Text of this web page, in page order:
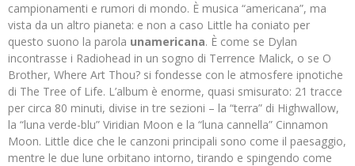
campionamenti e rumori di mondo. È musica “americana”, ma
vista da un altro pianeta: e non a caso Little ha coniato per
questo suono la parola unamericana. È come se Dylan
incontrasse i Radiohead in un sogno di Terrence Malick, o se O
Brother, Where Art Thou? si fondesse con le atmosfere ipnotiche
di The Tree of Life. L’album è enorme, quasi smisurato: 21 tracce
per circa 80 minuti, divise in tre sezioni – la “terra” di Highwallow,
la “luna verde-blu” Viridian Moon e la “luna cannella” Cinnamon
Moon. Little dice che le canzoni principali sono come il paesaggio,
mentre le due lune orbitano intorno, tirando e spingendo come